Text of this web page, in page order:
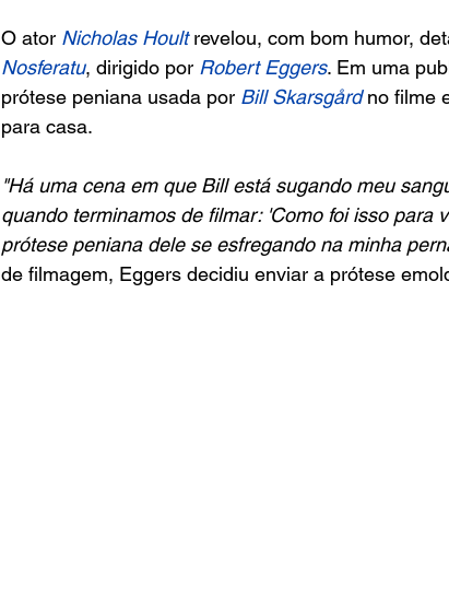
O ator Nicholas Hoult revelou, com bom humor,
Nosferatu, dirigido por Robert Eggers. Em uma
prótese peniana usada por Bill Skarsgård no filme
para casa.
"Há uma cena em que Bill está sugando meu
quando terminamos de filmar: 'Como foi isso para
prótese peniana dele se esfregando na minha
de filmagem, Eggers decidiu enviar a prótese